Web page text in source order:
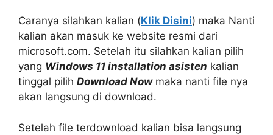
Caranya silahkan kalian (Klik Disini) maka Nanti
kalian akan masuk ke website resmi dari
microsoft.com. Setelah itu silahkan kalian pilih
yang Windows 11 installation asisten kalian
tinggal pilih Download Nowmaka nanti file nya
akan langsung di download.
Setelah file terdownload kalian bisa langsung